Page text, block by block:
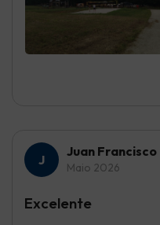
Juan Francisco
Maio 2026
Excelente